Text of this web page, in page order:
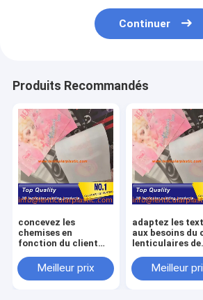
Continuer
Produits Recommandés
concevez les
chemises en
fonction du client
lentille de feuille
d'habillement de
Meilleur prix
adaptez les
aux besoins du
lenticulaires de
de tissu de
conception
Meilleur